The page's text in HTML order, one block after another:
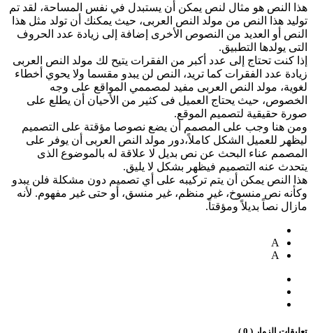
هذا النص هو مثال لنص يمكن أن يستبدل في نفس المساحة، لقد تم
توليد هذا النص من مولد النص العربى، حيث يمكنك أن تولد مثل هذا
النص أو العديد من النصوص الأخرى إضافة إلى زيادة عدد الحروف
التى يولدها التطبيق.
إذا كنت تحتاج إلى عدد أكبر من الفقرات يتيح لك مولد النص العربى
زيادة عدد الفقرات كما تريد، النص لن يبدو مقسما ولا يحوي أخطاء
لغوية، مولد النص العربى مفيد لمصممي المواقع على وجه
الخصوص، حيث يحتاج العميل فى كثير من الأحيان أن يطلع على
صورة حقيقية لتصميم الموقع.
ومن هنا وجب على المصمم أن يضع نصوصا مؤقتة على التصميم
ليظهر للعميل الشكل كاملاً،دور مولد النص العربى أن يوفر على
المصمم عناء البحث عن نص بديل لا علاقة له بالموضوع الذى
يتحدث عنه التصميم فيظهر بشكل لا يليق.
هذا النص يمكن أن يتم تركيبه على أي تصميم دون مشكلة فلن يبدو
وكأنه نص منسوخ، غير منظم، غير منسق، أو حتى غير مفهوم. لأنه
مازال نصاً بديلاً ومؤقتاً.
A
A